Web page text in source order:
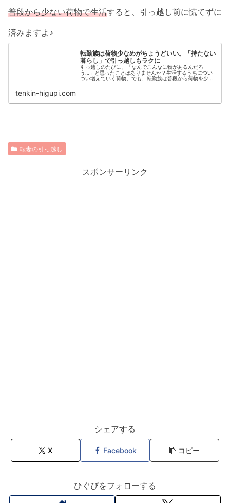
普段から少ない荷物で生活すると、引っ越し前に慌てずに
済みますよ♪
転勤族は荷物少なめがちょうどいい。「持たない
暮らし」で引っ越しもラクに
引っ越しのたびに、「なんでこんなに物があるんだろ
う…」と思ったことはありませんか？生活するうちについ
つい増えていく荷物。でも、転勤族は普段から荷物を少な
tenkin-higupi.com
転妻の引っ越し
スポンサーリンク
シェアする
X Facebook コピー
ひぐぴをフォローする